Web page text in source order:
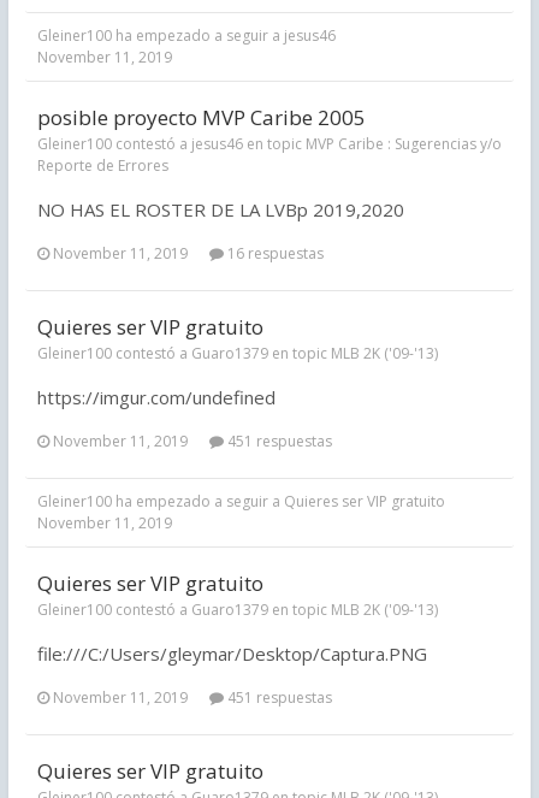
Gleiner100 ha empezado a seguir a jesus46
November 11, 2019
posible proyecto MVP Caribe 2005
Gleiner100 contestó a jesus46 en topic MVP Caribe : Sugerencias y/o
Reporte de Errores
NO HAS EL ROSTER DE LA LVBp 2019,2020
November 11, 2019 16 respuestas
Quieres ser VIP gratuito
Gleiner100 contestó a Guaro1379 en topic MLB 2K ('09-'13)
https://imgur.com/undefined
November 11, 2019 451 respuestas
Gleiner100 ha empezado a seguir a Quieres ser VIP gratuito
November 11, 2019
Quieres ser VIP gratuito
Gleiner100 contestó a Guaro1379 en topic MLB 2K ('09-'13)
file:///C:/Users/gleymar/Desktop/Captura.PNG
November 11, 2019 451 respuestas
Quieres ser VIP gratuito